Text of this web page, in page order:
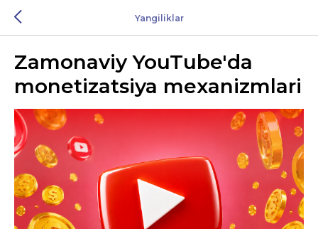
Yangiliklar
Zamonaviy YouTube'da
monetizatsiya mexanizmlari